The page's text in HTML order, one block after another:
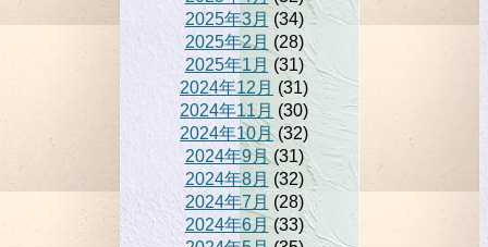
2025年3月(34)
2025年2月 (28)
2025年1月 (31)
2024年12月 (31)
2024年11月 (30)
2024年10月(32)
2024年9月(31)
2024年8月 (32)
2024年7月 (28)
2024年6月 (33)